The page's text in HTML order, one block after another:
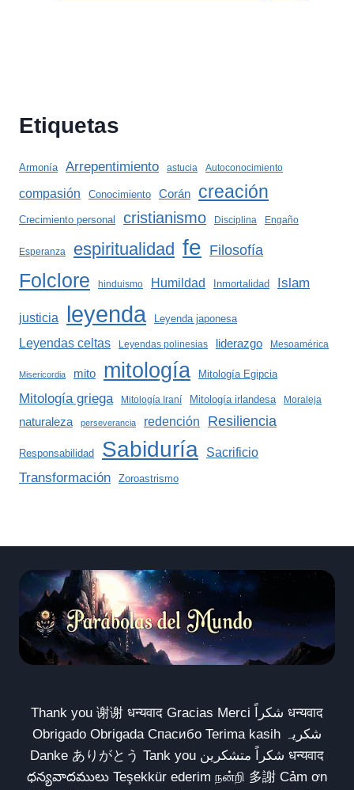
Etiquetas
Armonía Arrepentimiento astucia Autoconocimiento
compasión Conocimiento Corán creación
Crecimiento personal cristianismo Disciplina Engaño
Esperanza espiritualidad fe Filosofía
Folclore hinduismo Humildad Inmortalidad Islam
justicia leyenda Leyenda japonesa
Leyendas celtas Leyendas polinesias liderazgo Mesoamérica
Misericordia mito mitología Mitología Egipcia
Mitología griega Mitología Iraní Mitología irlandesa Moraleja
naturaleza perseverancia redención Resiliencia
Responsabilidad Sabiduría Sacrificio
Transformación Zoroastrismo
Thank you 谢谢 धन्यवाद Gracias Merci شكراً धन्यवाद
Obrigado Obrigada Спасибо Terima kasih شکریہ
Danke ありがとう Tank you شكراً متشكرين धन्यवाद
ధన్యవాదములు Teşekkür ederim நன்றி 多謝 Cảm ơn